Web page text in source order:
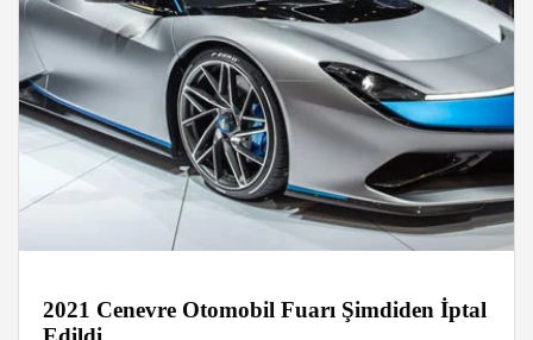
2021 Cenevre Otomobil Fuarı Şimdiden İptal